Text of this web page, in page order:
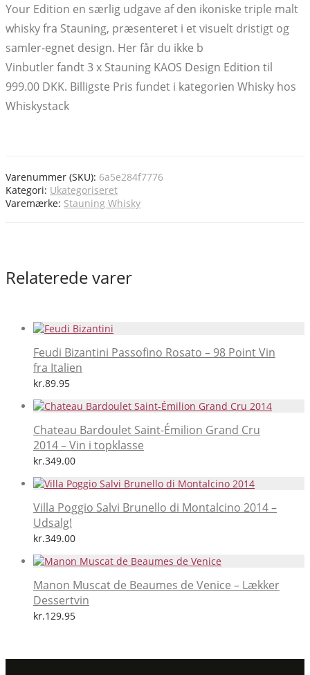
Your Edition en særlig udgave af den ikoniske triple malt
whisky fra Stauning, præsenteret i et visuelt dristigt og
samler-egnet design. Her får du ikke b
Vinbutler fandt 3 x Stauning KAOS Design Edition til
999.00 DKK. Billigste Pris fundet i kategorien Whisky hos
Whiskystack
Varenummer (SKU): 6a5e284f7776
Kategori: Ukategoriseret
Varemærke: Stauning Whisky
Relaterede varer
Feudi Bizantini Passofino Rosato – 98 Point Vin
fra Italien
kr.89.95
Chateau Bardoulet Saint-Émilion Grand Cru
2014 – Vin i topklasse
kr.349.00
Villa Poggio Salvi Brunello di Montalcino 2014 –
Udsalg!
kr.349.00
Manon Muscat de Beaumes de Venice – Lækker
Dessertvin
kr.129.95